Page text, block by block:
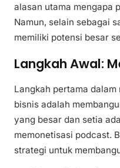
alasan utama mengapa
Namun, selain sebagai
memiliki potensi besar
Langkah Awal:
Langkah pertama
bisnis adalah
yang besar dan setia
memonetisasi podcast.
strategi untuk